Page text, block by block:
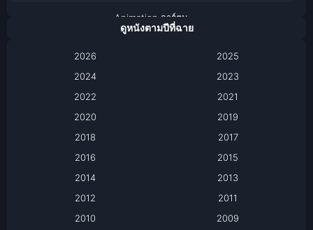
Animation การ์ตูน
Based on a True Story เรื่องจริง
Based on a True Story เรื่องจริง
ดูหนังตามปีที่ฉาย
2026
2025
2024
2023
2022
2021
2020
2019
2018
2017
2016
2015
2014
2013
2012
2011
2010
2009